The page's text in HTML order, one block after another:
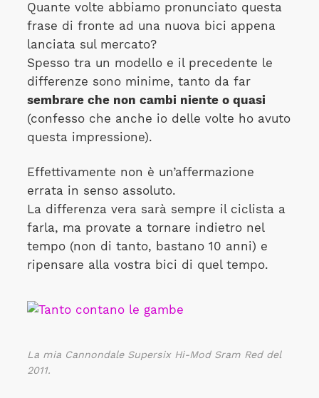
Quante volte abbiamo pronunciato questa
frase di fronte ad una nuova bici appena
lanciata sul mercato?
Spesso tra un modello e il precedente le
differenze sono minime, tanto da far
sembrare che non cambi niente o quasi
(confesso che anche io delle volte ho avuto
questa impressione).
Effettivamente non è un’affermazione
errata in senso assoluto.
La differenza vera sarà sempre il ciclista a
farla, ma provate a tornare indietro nel
tempo (non di tanto, bastano 10 anni) e
ripensare alla vostra bici di quel tempo.
La mia Cannondale Supersix Hi-Mod Sram Red del
2011.